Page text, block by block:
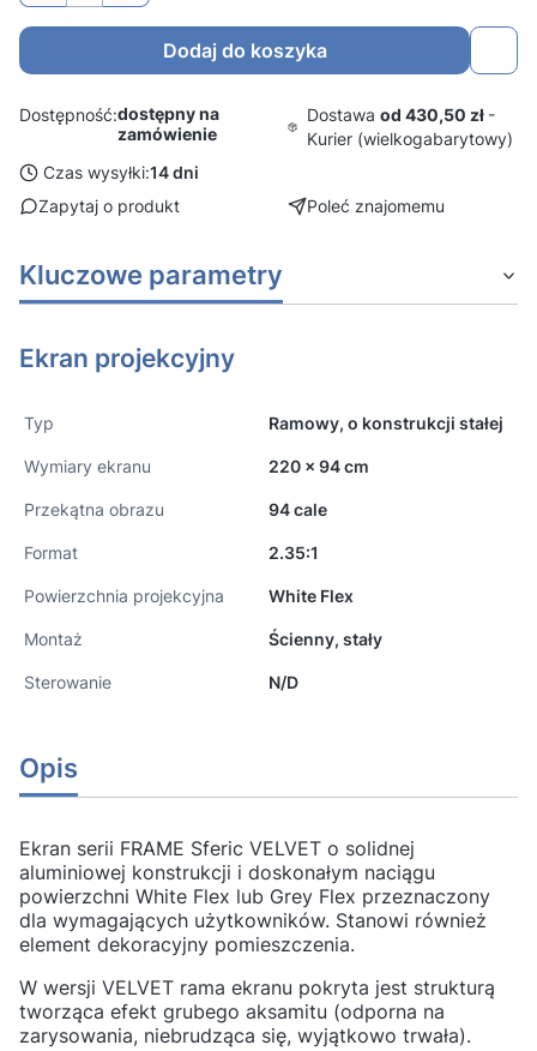
Dodaj do koszyka
Dostępność:dostępny na
zamówienie
Dostawaod 430,50 zł -
Kurier (wielkogabarytowy)
Czas wysyłki:14 dni
Zapytaj o produkt
Poleć znajomemu
Kluczowe parametry
Ekran projekcyjny
Typ Ramowy, o konstrukcji stałej
Wymiary ekranu 220 x 94 cm
Przekątna obrazu 94 cale
Format 2.35:1
Powierzchnia projekcyjna White Flex
Montaż Ścienny, stały
Sterowanie N/D
Opis
Ekran serii FRAME Sferic VELVET o solidnej
aluminiowej konstrukcji i doskonałym naciągu
powierzchni White Flex lub Grey Flex przeznaczony
dla wymagających użytkowników. Stanowi również
element dekoracyjny pomieszczenia.
W wersji VELVET rama ekranu pokryta jest strukturą
tworząca efekt grubego aksamitu (odporna na
zarysowania, niebrudząca się, wyjątkowo trwała).